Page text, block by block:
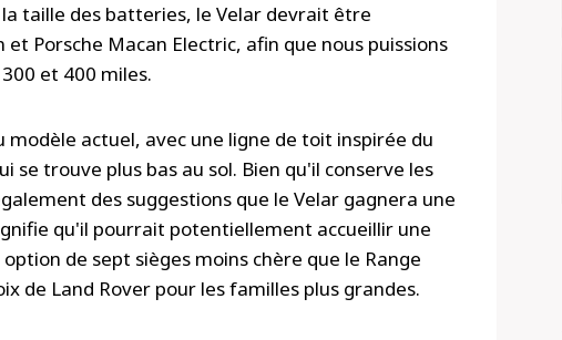
taille des batteries, le Velar devrait être
Porsche Macan Electric, afin que nous puissions
et 400 miles.
actuel, avec une ligne de toit inspirée du
se trouve plus bas au sol. Bien qu'il conserve les
des suggestions que le Velar gagnera une
qu'il pourrait potentiellement accueillir une
de sept sièges moins chère que le Range
de Land Rover pour les familles plus grandes.